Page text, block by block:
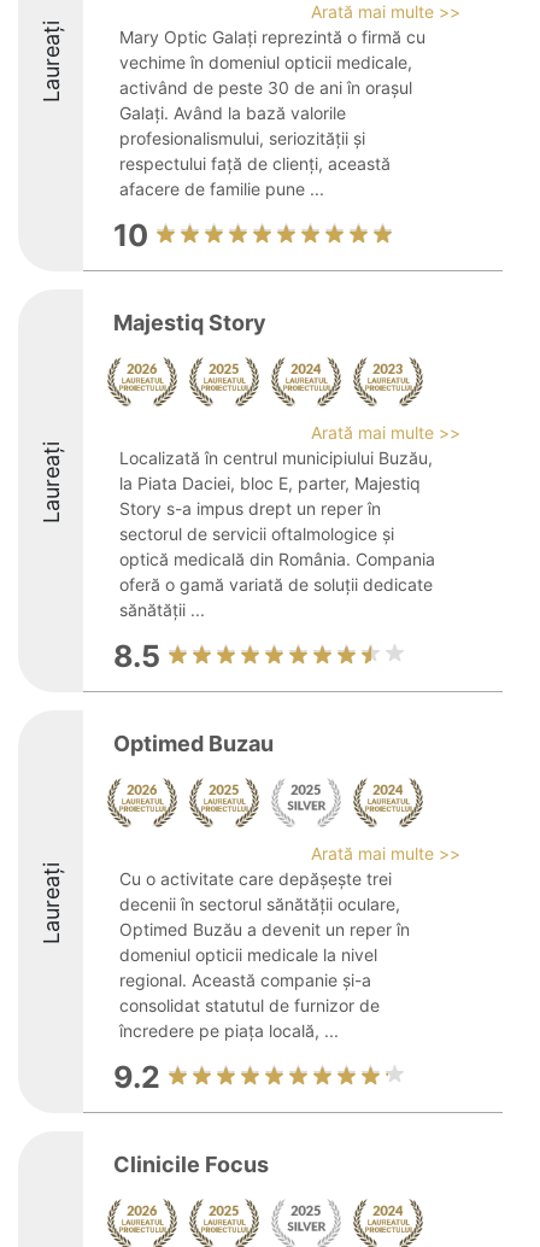
Laureați
Arată mai multe >>
Mary Optic Galați reprezintă o firmă cu
vechime în domeniul opticii medicale,
activând de peste 30 de ani în orașul
Galați. Având la bază valorile
profesionalismului, seriozității și
respectului față de clienți, această
afacere de familie pune ...
10
Laureați
Majestiq Story
Arată mai multe >>
Localizată în centrul municipiului Buzău,
la Piata Daciei, bloc E, parter, Majestiq
Story s-a impus drept un reper în
sectorul de servicii oftalmologice și
optică medicală din România. Compania
oferă o gamă variată de soluții dedicate
sănătății ...
8.5
Laureați
Optimed Buzau
Arată mai multe >>
Cu o activitate care depășește trei
decenii în sectorul sănătății oculare,
Optimed Buzău a devenit un reper în
domeniul opticii medicale la nivel
regional. Această companie și-a
consolidat statutul de furnizor de
încredere pe piața locală, ...
9.2
Clinicile Focus